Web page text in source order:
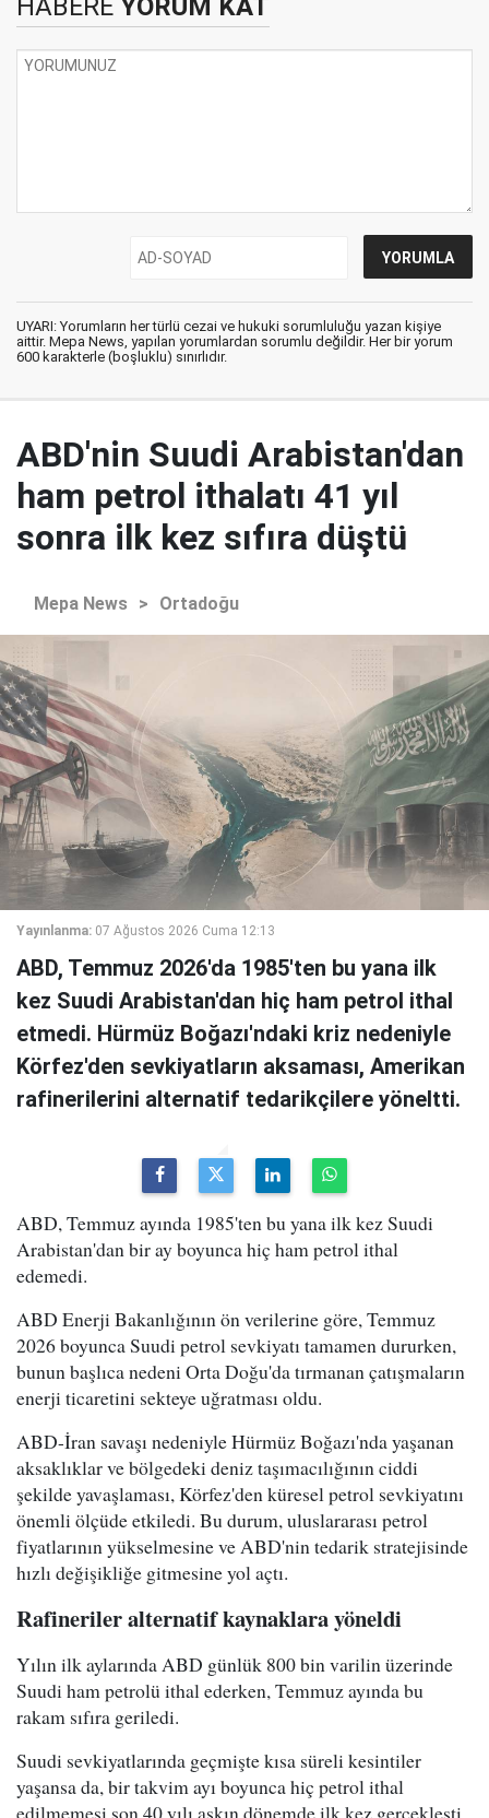
HABERE YORUM KAT
UYARI: Yorumların her türlü cezai ve hukuki sorumluluğu yazan kişiye
aittir. Mepa News, yapılan yorumlardan sorumlu değildir. Her bir yorum
600 karakterle (boşluklu) sınırlıdır.
ABD'nin Suudi Arabistan'dan
ham petrol ithalatı 41 yıl
sonra ilk kez sıfıra düştü
Mepa News > Ortadoğu
Yayınlanma: 07 Ağustos 2026 Cuma 12:13
ABD, Temmuz 2026'da 1985'ten bu yana ilk
kez Suudi Arabistan'dan hiç ham petrol ithal
etmedi. Hürmüz Boğazı'ndaki kriz nedeniyle
Körfez'den sevkiyatların aksaması, Amerikan
rafinerilerini alternatif tedarikçilere yöneltti.
ABD, Temmuz ayında 1985'ten bu yana ilk kez Suudi
Arabistan'dan bir ay boyunca hiç ham petrol ithal
edemedi.
ABD Enerji Bakanlığının ön verilerine göre, Temmuz
2026 boyunca Suudi petrol sevkiyatı tamamen dururken,
bunun başlıca nedeni Orta Doğu'da tırmanan çatışmaların
enerji ticaretini sekteye uğratması oldu.
ABD-İran savaşı nedeniyle Hürmüz Boğazı'nda yaşanan
aksaklıklar ve bölgedeki deniz taşımacılığının ciddi
şekilde yavaşlaması, Körfez'den küresel petrol sevkiyatını
önemli ölçüde etkiledi. Bu durum, uluslararası petrol
fiyatlarının yükselmesine ve ABD'nin tedarik stratejisinde
hızlı değişikliğe gitmesine yol açtı.
Rafineriler alternatif kaynaklara yöneldi
Yılın ilk aylarında ABD günlük 800 bin varilin üzerinde
Suudi ham petrolü ithal ederken, Temmuz ayında bu
rakam sıfıra geriledi.
Suudi sevkiyatlarında geçmişte kısa süreli kesintiler
yaşansa da, bir takvim ayı boyunca hiç petrol ithal
edilmemesi son 40 yılı aşkın dönemde ilk kez gerçekleşti.